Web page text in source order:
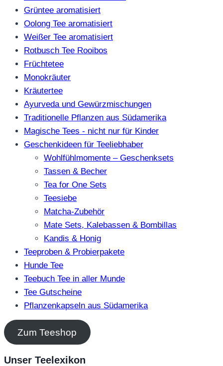
Grüntee aromatisiert
Oolong Tee aromatisiert
Weißer Tee aromatisiert
Rotbusch Tee Rooibos
Früchtetee
Monokräuter
Kräutertee
Ayurveda und Gewürzmischungen
Traditionelle Pflanzen aus Südamerika
Magische Tees - nicht nur für Kinder
Geschenkideen für Teeliebhaber
Wohlfühlmomente – Geschenksets
Tassen & Becher
Tea for One Sets
Teesiebe
Matcha-Zubehör
Mate Sets, Kalebassen & Bombillas
Kandis & Honig
Teeproben & Probierpakete
Hunde Tee
Teebuch Tee in aller Munde
Tee Gutscheine
Pflanzenkapseln aus Südamerika
Zum Teeshop
Unser Teelexikon